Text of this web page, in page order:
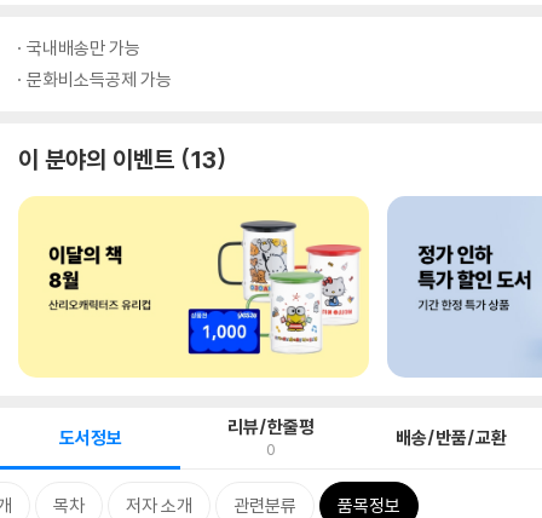
국내배송만 가능
문화비소득공제 가능
이 분야의 이벤트 13
도서정보 리뷰/한줄평
0 배송/반품/교환
목차 저자 소개 관련분류 품목정보